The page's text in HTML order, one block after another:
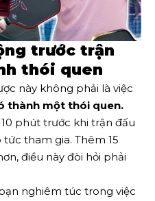
trước trận
thói quen
này không phải là việc
thành một thói quen.
phút trước khi trận đấu
tham gia. Thêm 15
điều này đòi hỏi phải
nghiêm túc trong việc